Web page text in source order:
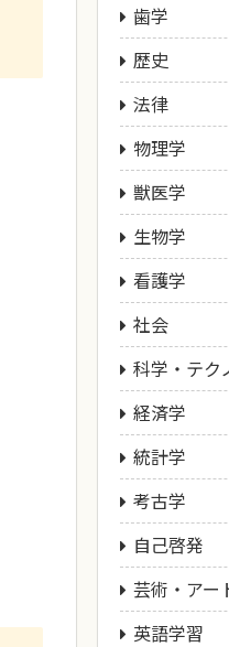
歯学
歴史
法律
物理学
獣医学
生物学
看護学
社会
科学・テク
経済学
統計学
考古学
自己啓発
芸術・アー
英語学習